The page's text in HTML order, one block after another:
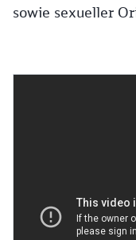
sowie sexueller